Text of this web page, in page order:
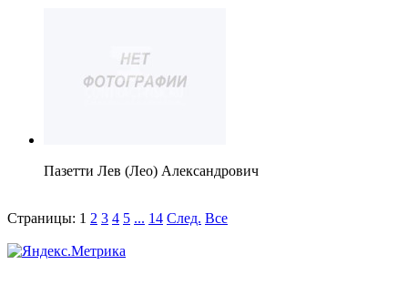
Пазетти Лев (Лео) Александрович
Страницы: 1 2 3 4 5 ... 14 След. Все